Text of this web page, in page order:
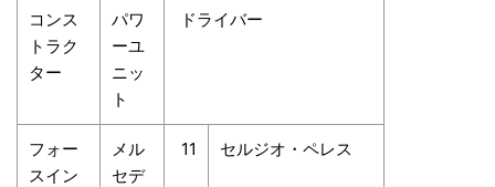
コンス
トラク
ター
パワ
ーユ
ニッ
ト
ドライバー
フォー
スイン
メル
セデ
11 セルジオ・ペレス